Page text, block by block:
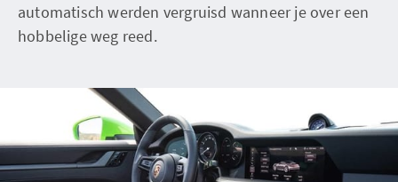
automatisch werden vergruisd wanneer je over een
hobbelige weg reed.